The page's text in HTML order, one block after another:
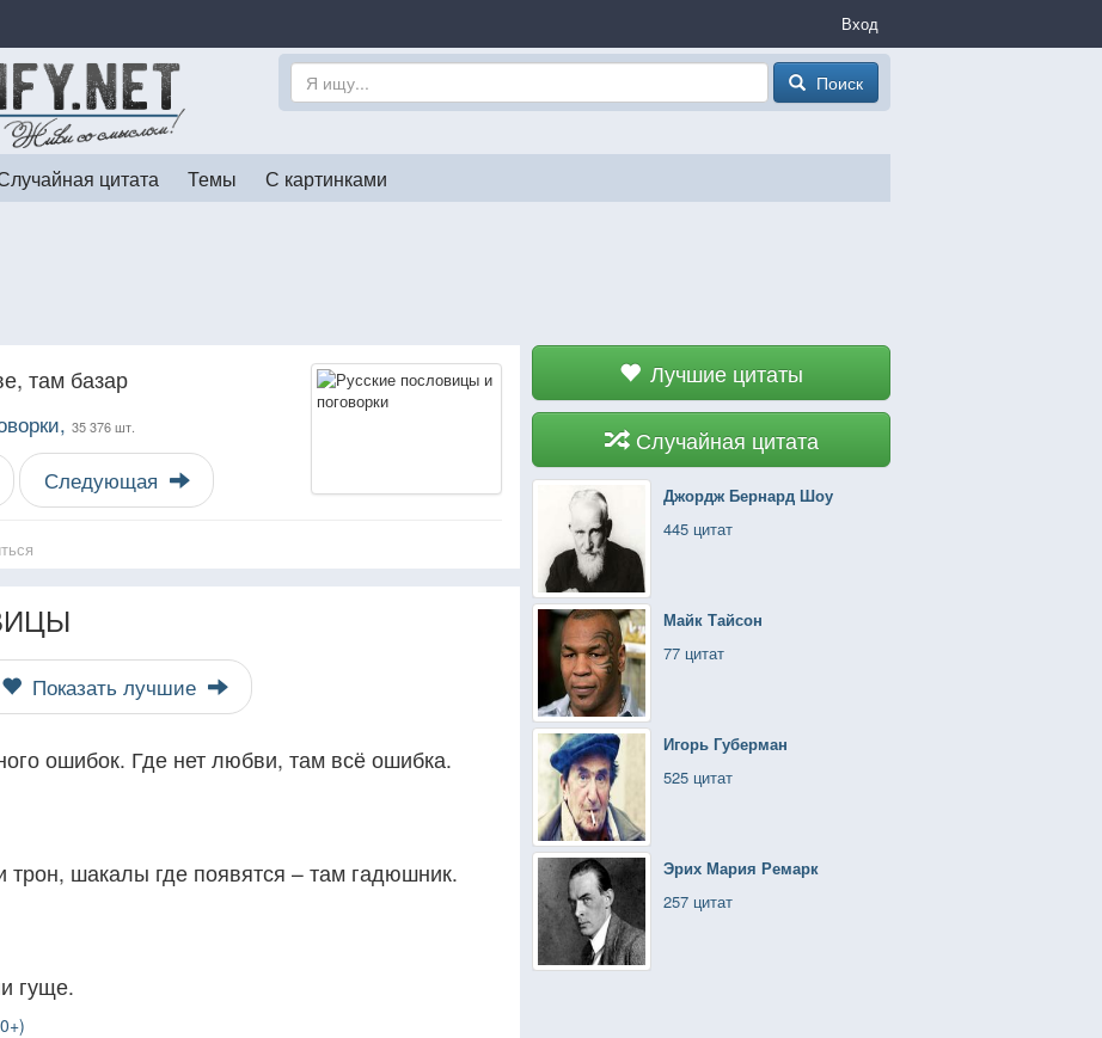
Вход
Поиск
цитата Темы С картинками
Лучшие цитаты
Случайная цитата
Джордж Бернард Шоу
445 цитат
Майк Тайсон
77 цитат
Игорь Губерман
525 цитат
Эрих Мария Ремарк
257 цитат
там базар
35 376 шт.
Следующая
Показать лучшие
ошибок. Где нет любви, там всё ошибка.
трон, шакалы где появятся – там гадюшник.
гуще.